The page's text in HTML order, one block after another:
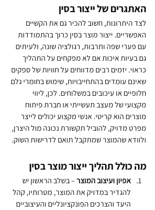
האתגרים של ייצור בסין
לצד היתרונות, חשוב להכיר גם את הקשיים
האפשריים. ייצור מוצר בסין כרוך בהתמודדות
עם פערי שפה ותרבות, רגולציה שונה, ולעיתים
גם בעיות איכות אם לא מפקחים על התהליך
כראוי. יזמים רבים מדווחים על חוויות של ספקים
שאינם עומדים בהתחייבויות, שימוש בחומרי גלם
חלופיים או עיכובים במשלוחים. לכן, ליווי
מקצועי של מעצב תעשייתי או חברת פיתוח
מוצרים הוא קריטי. אנשי מקצוע יכולים לייצר
מפרט מדויק, להוביל תקשורת נכונה מול היצרן,
ולוודא שהמוצר שמתקבל תואם לדרישות השוק.
מה כולל תהליך ייצור מוצר בסין
אפיון ועיצוב המוצר – בשלב הראשון יש
להגדיר במדויק את המוצר, מטרותיו, קהל
היעד והצרכים הפונקציונליים והעיצוביים